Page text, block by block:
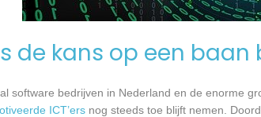
de kans op een
software bedrijven in Nederland en de enorme
ICT’ers nog steeds toe blijft nemen.